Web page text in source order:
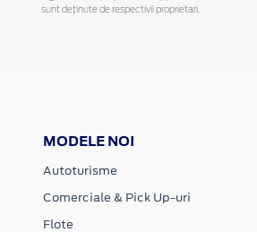
sunt deținute de respectivii proprietari.
MODELE NOI
Autoturisme
Comerciale & Pick Up-uri
Flote